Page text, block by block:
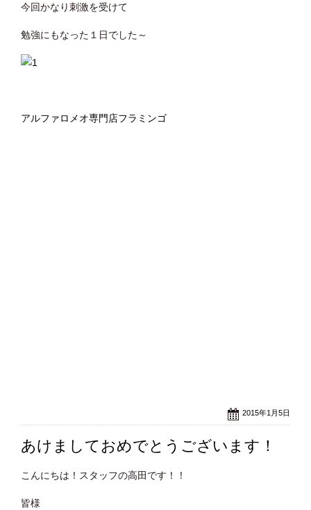
今回かなり刺激を受けて
勉強にもなった１日でした～
アルファロメオ専門店フラミンゴ
2015年1月5日
あけましておめでとうございます！
こんにちは！スタッフの高田です！！
皆様